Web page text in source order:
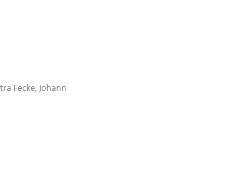
Fecke, Johann